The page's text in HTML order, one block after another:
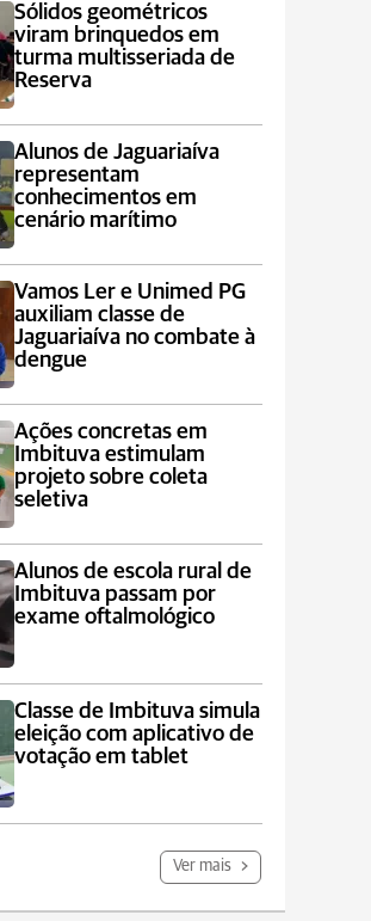
Sólidos geométricos
viram brinquedos em
turma multisseriada de
Reserva
Alunos de Jaguariaíva
representam
conhecimentos em
cenário marítimo
Vamos Ler e Unimed PG
auxiliam classe de
Jaguariaíva no combate à
dengue
Ações concretas em
Imbituva estimulam
projeto sobre coleta
seletiva
Alunos de escola rural de
Imbituva passam por
exame oftalmológico
Classe de Imbituva simula
eleição com aplicativo de
votação em tablet
Ver mais